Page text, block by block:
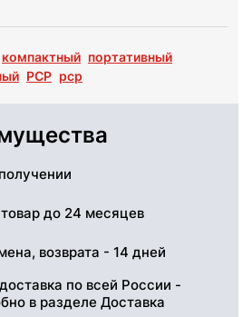
компактный портативный
РСР pcp
до 24 месяцев
возврата - 14 дней
по всей России -
в разделе Доставка